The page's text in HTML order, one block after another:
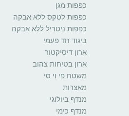
כפפות מגן
כפפות לטקס ללא אבקה
כפפות ניטריל ללא אבקה
ביגוד חד פעמי
ארון דיסיקטור
ארון בטיחות צהוב
משטח פי וי סי
מאצרות
מנדף ביולוגי
מנדף כימי